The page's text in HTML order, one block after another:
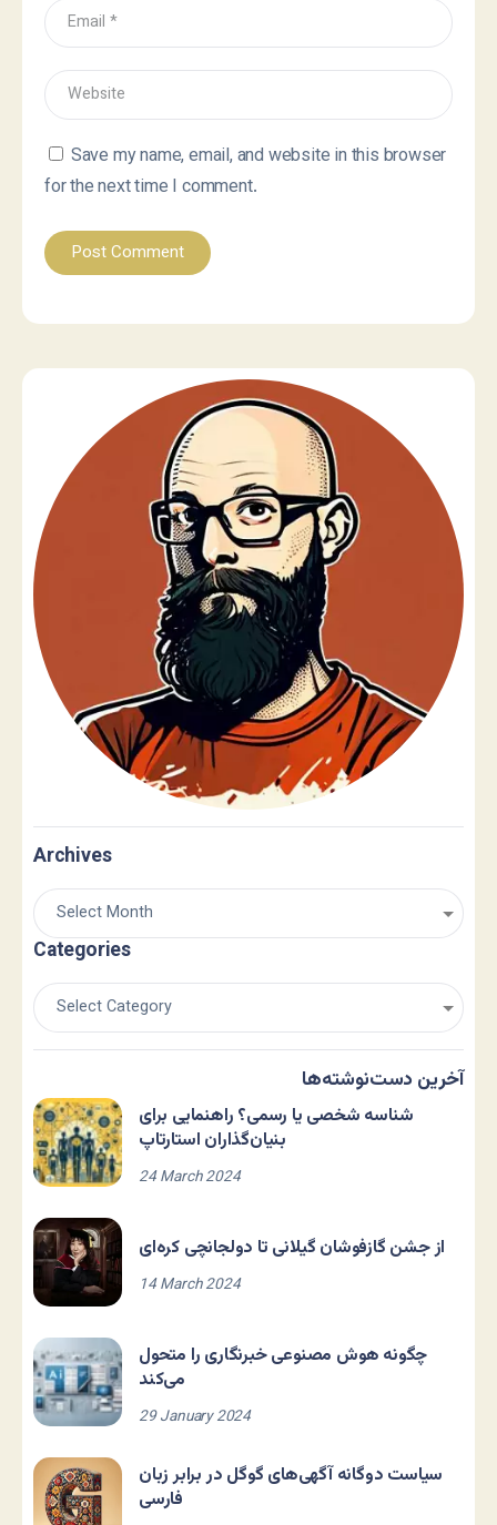
Save my name, email, and website in this browser
for the next time I comment.
Archives
Categories
آخرین دست‌نوشته‌ها
شناسه شخصی یا رسمی؟ راهنمایی برای
بنیان‌گذاران استارتاپ
24 March 2024
از جشن گازفوشان گیلانی تا دولجانچی کره‌ای
14 March 2024
چگونه هوش مصنوعی خبرنگاری را متحول
می‌کند
29 January 2024
سیاست دوگانه آگهی‌های گوگل در برابر زبان
فارسی